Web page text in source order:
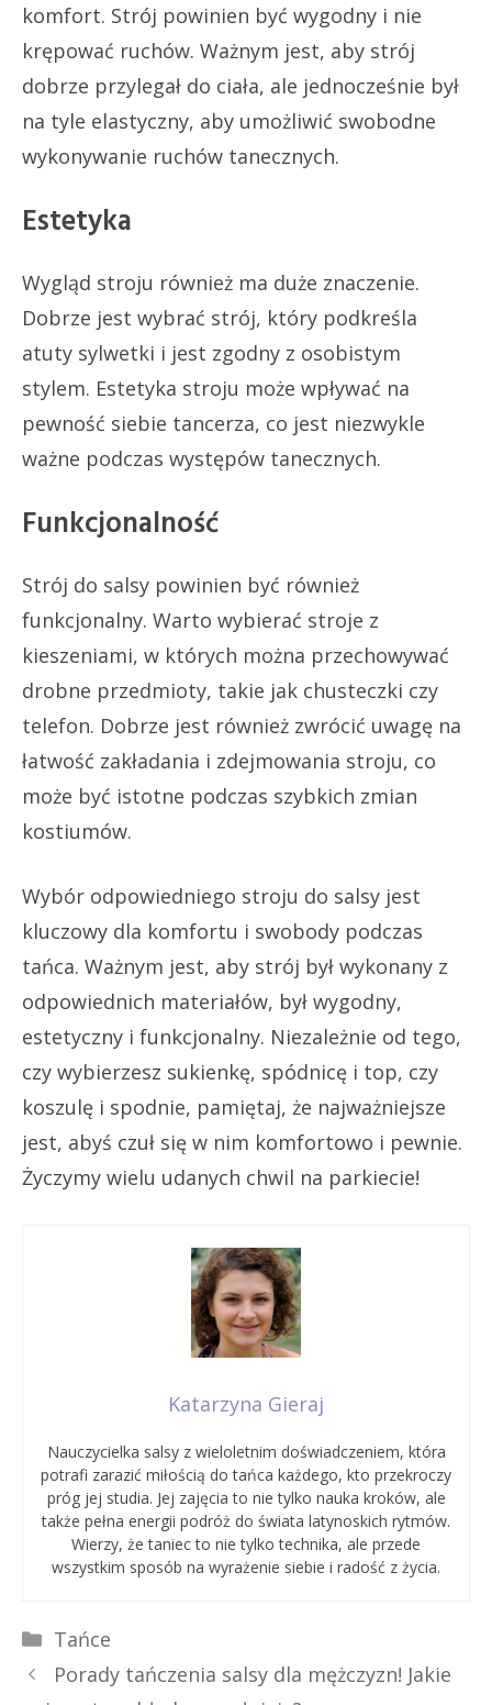
komfort. Strój powinien być wygodny i nie
krępować ruchów. Ważnym jest, aby strój
dobrze przylegał do ciała, ale jednocześnie był
na tyle elastyczny, aby umożliwić swobodne
wykonywanie ruchów tanecznych.
Estetyka
Wygląd stroju również ma duże znaczenie.
Dobrze jest wybrać strój, który podkreśla
atuty sylwetki i jest zgodny z osobistym
stylem. Estetyka stroju może wpływać na
pewność siebie tancerza, co jest niezwykle
ważne podczas występów tanecznych.
Funkcjonalność
Strój do salsy powinien być również
funkcjonalny. Warto wybierać stroje z
kieszeniami, w których można przechowywać
drobne przedmioty, takie jak chusteczki czy
telefon. Dobrze jest również zwrócić uwagę na
łatwość zakładania i zdejmowania stroju, co
może być istotne podczas szybkich zmian
kostiumów.
Wybór odpowiedniego stroju do salsy jest
kluczowy dla komfortu i swobody podczas
tańca. Ważnym jest, aby strój był wykonany z
odpowiednich materiałów, był wygodny,
estetyczny i funkcjonalny. Niezależnie od tego,
czy wybierzesz sukienkę, spódnicę i top, czy
koszulę i spodnie, pamiętaj, że najważniejsze
jest, abyś czuł się w nim komfortowo i pewnie.
Życzymy wielu udanych chwil na parkiecie!
Katarzyna Gieraj
Nauczycielka salsy z wieloletnim doświadczeniem, która
potrafi zarazić miłością do tańca każdego, kto przekroczy
próg jej studia. Jej zajęcia to nie tylko nauka kroków, ale
także pełna energii podróż do świata latynoskich rytmów.
Wierzy, że taniec to nie tylko technika, ale przede
wszystkim sposób na wyrażenie siebie i radość z życia.
Kategorie
Tańce
Porady tańczenia salsy dla mężczyzn! Jakie